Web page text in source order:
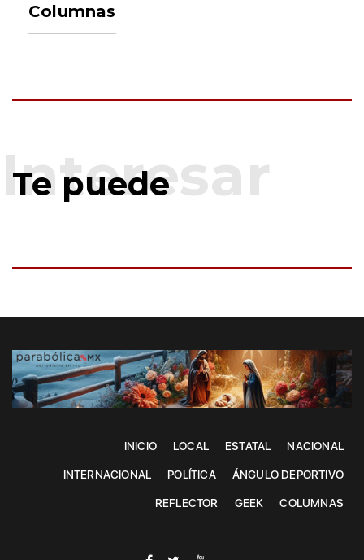
Columnas
Te puede
INICIO LOCAL ESTATAL NACIONAL
INTERNACIONAL POLÍTICA ÁNGULO DEPORTIVO
REFLECTOR GEEK COLUMNAS